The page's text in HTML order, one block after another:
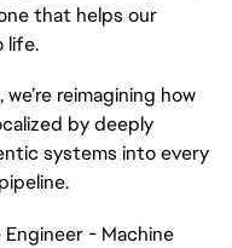
that helps our
life.
reimagining how
by deeply
systems into every
- Machine